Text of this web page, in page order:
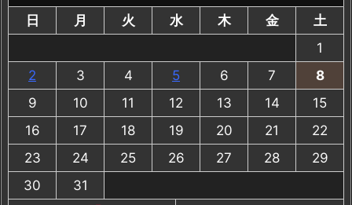
日
月 火 水 木 金
土
1
2
3 4 5 6 7
8
9
10 11 12 13 14
15
16
17 18 19 20 21
22
23
24 25 26 27 28
29
30
31